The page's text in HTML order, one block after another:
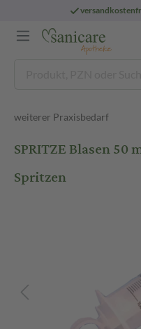
weiterer Praxisbedarf
SPRITZE Blasen
Spritzen